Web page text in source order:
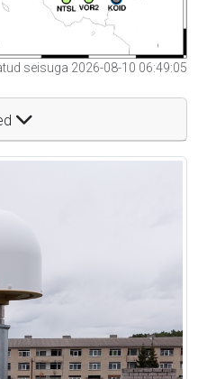
seisuga 2026-08-10 06:49:05